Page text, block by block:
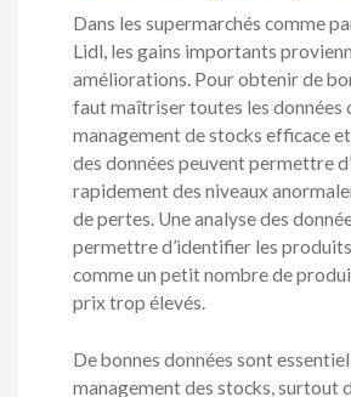
Dans les supermarchés comme
Lidl, les gains importants
améliorations. Pour obtenir de
faut maîtriser toutes les données
management de stocks efficace
des données peuvent permettre
rapidement des niveaux
de pertes. Une analyse des
permettre d’identifier les
comme un petit nombre de
prix trop élevés.
De bonnes données sont
management des stocks, surtout